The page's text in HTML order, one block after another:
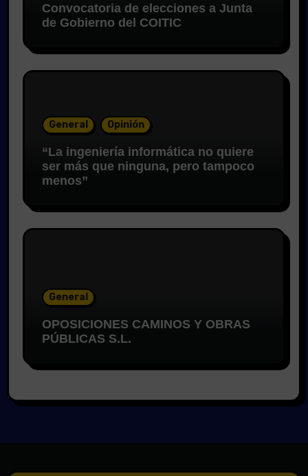
Convocatoria de elecciones a Junta
de Gobierno del COITIC
General Opinión
“La ingeniería informática no quiere
ser más que ninguna, pero tampoco
menos”
General
OPOSICIONES CAMINOS Y OBRAS
PÚBLICAS S.L.